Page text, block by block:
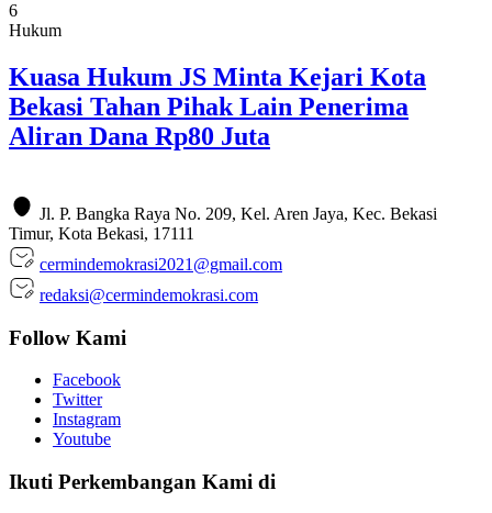
6
Hukum
Kuasa Hukum JS Minta Kejari Kota
Bekasi Tahan Pihak Lain Penerima
Aliran Dana Rp80 Juta
Jl. P. Bangka Raya No. 209, Kel. Aren Jaya, Kec. Bekasi
Timur, Kota Bekasi, 17111
cermindemokrasi2021@gmail.com
redaksi@cermindemokrasi.com
Follow Kami
Facebook
Twitter
Instagram
Youtube
Ikuti Perkembangan Kami di